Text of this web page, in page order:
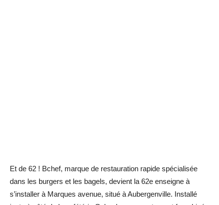
Et de 62 ! Bchef, marque de restauration rapide spécialisée
dans les burgers et les bagels, devient la 62e enseigne à
s’installer à Marques avenue, situé à Aubergenville. Installé